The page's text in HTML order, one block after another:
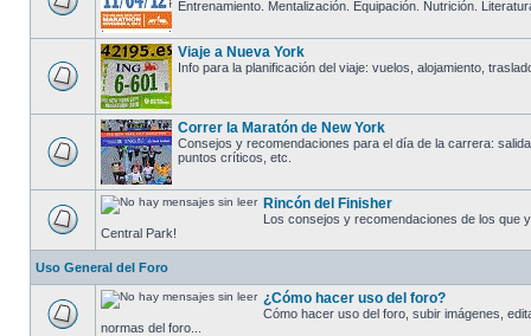
Entrenamiento. Mentalización. Equipación. Nutrición.
Viaje a Nueva York
Info para la planificación del viaje: vuelos, alojamiento,
Correr la Maratón de New York
Consejos y recomendaciones para el día de la carrera:
puntos críticos, etc.
Rincón del Finisher
Los consejos y recomendaciones de los que
Central Park!
Uso General del Foro
¿Cómo hacer uso del foro?
Cómo hacer uso del foro, subir imágenes,
normas del foro...